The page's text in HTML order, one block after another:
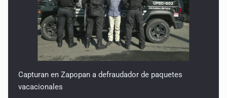
Capturan en Zapopan a defraudador de paquetes
vacacionales